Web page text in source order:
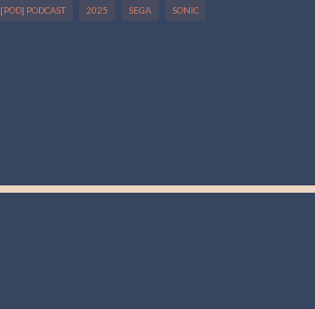
[POD] PODCAST 2025 SEGA SONIC